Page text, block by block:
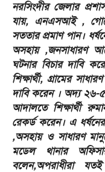
নরসিংদীর জেলার
যায়, এনএসআই ,
সততার প্রমাণ পান।
অসহায় ,জনসাধারণ
ঘটনার বিচার দাবি
শিক্ষার্থী, গ্রামের
দাবি করেন । অদ্য ২৬-
আদালতে শিক্ষার্থী
রেকর্ড করেন। এ
,অসহায় ও সাধারণ
মডেল থানার
বলেন,অপরাধীরা